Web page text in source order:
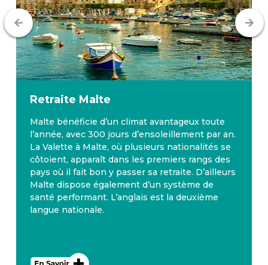
Retraite Malte
Malte bénéficie d’un climat avantageux toute
l’année, avec 300 jours d’ensoleillement par an.
La Valette à Malte, où plusieurs nationalités se
côtoient, apparaît dans les premiers rangs des
pays où il fait bon y passer sa retraite. D’ailleurs
Malte dispose également d’un système de
santé performant. L’anglais est la deuxième
langue nationale.